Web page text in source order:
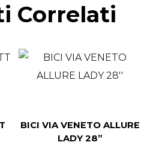
Correlati
BICI VIA VENETO ALLURE
LADY 28”